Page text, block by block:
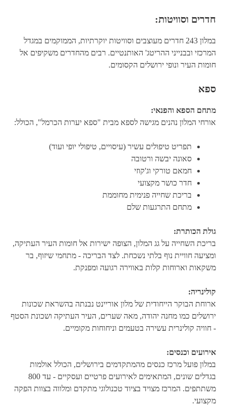
חדרים וסוויטות:
במלון 243 חדרים מעוצבים וסוויטות יוקרתיות, הממוקמים במגדל
המרכזי ובבנייני ההריטג' האותנטיים. רבים מהחדרים משקיפים אל
חומות העיר ונופי ירושלים הקסומים.
ספא
מתחם הספא והפנאי:
אורחי המלון נהנים מגישה לספא מבית "ספא יערות הכרמל", הכולל:
תפריט טיפולים עשיר (עיסויים, טיפולי יופי ועוד)
סאונה יבשה ורטובה
חמאם טורקי וג'קוזי
חדר כושר מקצועי
בריכת שחייה פנימית מחוממת
מתחם התרגעות שלם
גולת הכותרת:
בריכת השחייה על גג המלון, הצופה ישירות אל חומות העיר העתיקה,
ומציעה חוויית נוף בלתי נשכחת. לצד הבריכה - מתחמי שיזוף, בר
משקאות וארוחות קלות באווירה רגועה ומפנקת.
קולינריה:
ארוחת הבוקר הייחודית של מלון אוריינט נבנתה בהשראת שכונות
ירושלים כמו מחנה יהודה, מאה שערים, העיר העתיקה ושכונת הסטף
- חוויה קולינרית עשירה בטעמים וניחוחות מקומיים.
אירועים וכנסים:
במלון פועל מרכז כנסים מהמתקדמים בירושלים, הכולל אולמות
בגדלים שונים, המתאימים לאירועים פרטיים ועסקיים - עד 800
משתתפים. המרכז מצויד בציוד טכנולוגי מתקדם ומלווה בצוות הפקה
מקצועי.